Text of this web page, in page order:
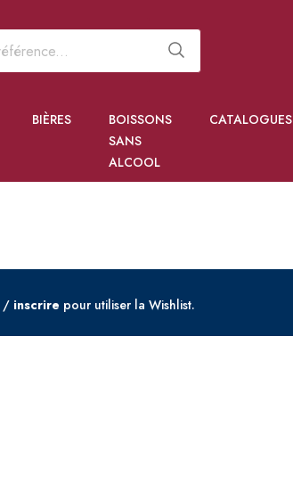
BIÈRES
BOISSONS
SANS
ALCOOL
CATALOGUES
/ inscrire pour utiliser la Wishlist.